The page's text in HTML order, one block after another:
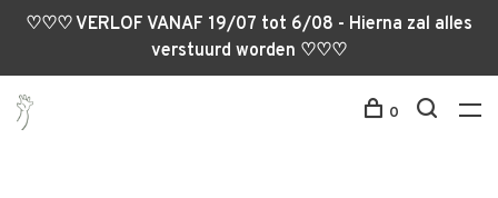
♡♡♡ VERLOF VANAF 19/07 tot 6/08 - Hierna zal alles
verstuurd worden ♡♡♡
0